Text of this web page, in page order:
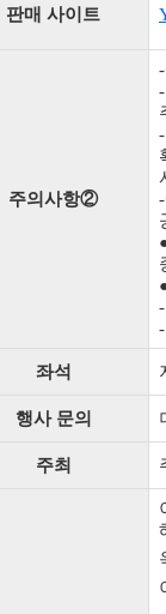
판매 사이트
주의사항②
좌석
행사 문의
주최